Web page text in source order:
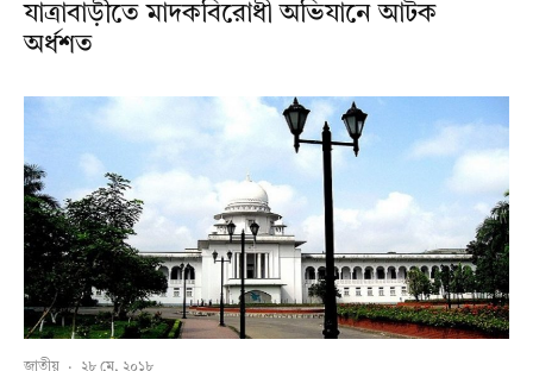
যাত্রাবাড়ীতে মাদকবিরোধী অভিযানে আটক
অর্ধশত
জাতীয় · ২৮ মে, ২০১৮